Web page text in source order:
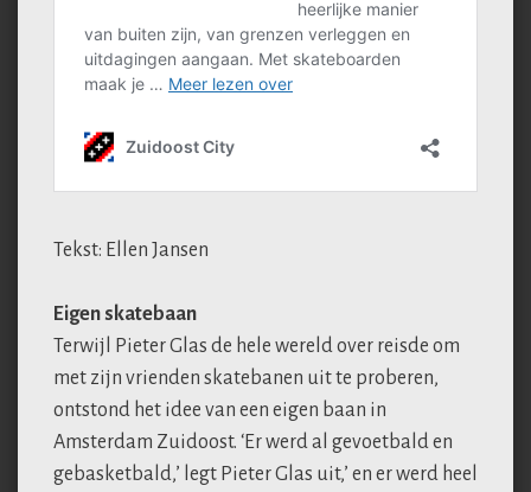
Tekst: Ellen Jansen
Eigen skatebaan
Terwijl Pieter Glas de hele wereld over reisde om
met zijn vrienden skatebanen uit te proberen,
ontstond het idee van een eigen baan in
Amsterdam Zuidoost. ‘Er werd al gevoetbald en
gebasketbald,’ legt Pieter Glas uit,’ en er werd heel